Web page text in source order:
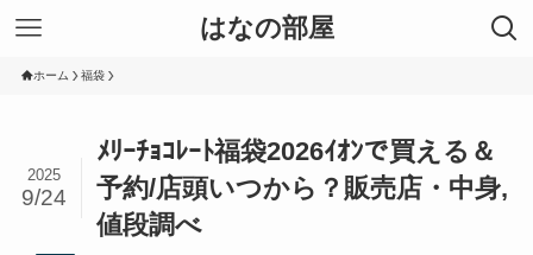
はなの部屋
ホーム 福袋
ﾒﾘｰﾁｮｺﾚｰﾄ福袋2026ｲｵﾝで買える＆
予約/店頭いつから？販売店・中身,
値段調べ
2025
9/24